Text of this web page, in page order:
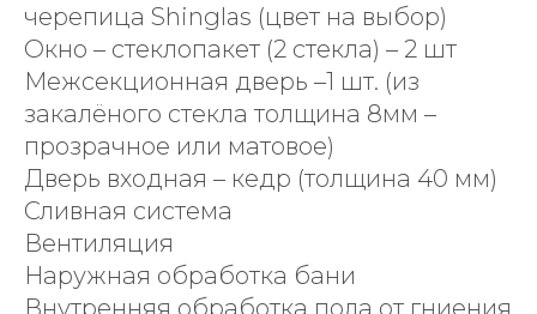
черепица Shinglas (цвет на выбор)
Окно – стеклопакет (2 стекла) – 2 шт
Межсекционная дверь –1 шт. (из
закалёного стекла толщина 8мм –
прозрачное или матовое)
Дверь входная – кедр (толщина 40 мм)
Сливная система
Вентиляция
Наружная обработка бани
Внутренняя обработка пола от гниения